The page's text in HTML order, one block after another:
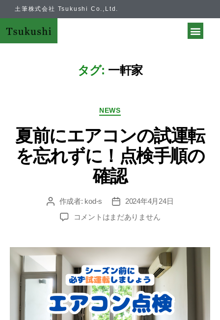
土筆株式会社 Tsukushi Co.,Ltd.
タグ: 一軒家
NEWS
夏前にエアコンの試運転
を忘れずに！点検手順の
確認
作成者: kod-s
2024年4月24日
コメントはまだありません